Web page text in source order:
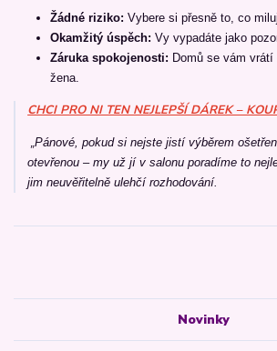
Novinky
Žádné riziko: Vybere si přesně to, co
Okamžitý úspěch: Vy vypadáte jako
Záruka spokojenosti: Domů se vám
žena.
CHCI PRO NI TEN NEJLEPŠÍ DÁREK –
„Pánové, pokud si nejste jistí výběrem
otevřenou – my už jí v salonu poradíme to
jim neuvěřitelně ulehčí rozhodování.